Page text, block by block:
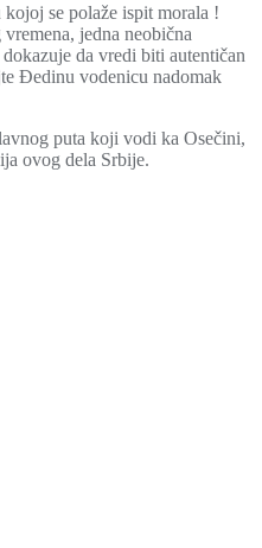
se polaže ispit morala !
jedna neobična
da vredi biti autentičan
Đedinu vodenicu nadomak
puta koji vodi ka Osečini,
ovog dela Srbije.